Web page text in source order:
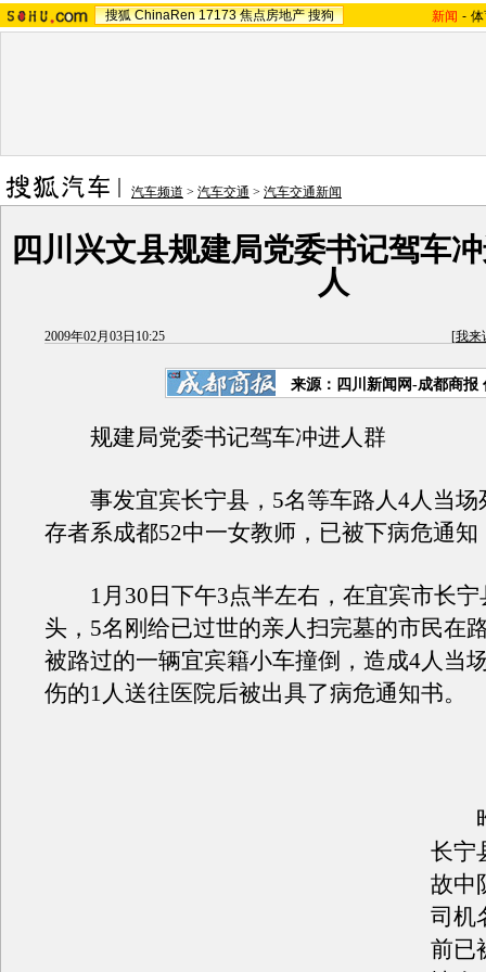
搜狐 ChinaRen 17173 焦点房地产 搜狗 新闻 -
汽车频道 > 汽车交通 > 汽车交通新闻
四川兴文县规建局党委书记驾车
人
2009年02月03日10:25 [我来
来源：四川新闻网-成都商报
规建局党委书记驾车冲进人群
事发宜宾长宁县，5名等车路人4人当场
存者系成都52中一女教师，已被下病危通知
1月30日下午3点半左右，在宜宾市长宁
头，5名刚给已过世的亲人扫完墓的市民在
被路过的一辆宜宾籍小车撞倒，造成4人当
伤的1人送往医院后被出具了病危通知书。
昨
长宁
故中
司机
前已